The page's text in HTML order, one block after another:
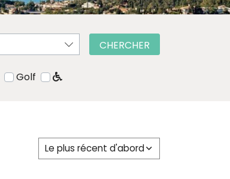
Golf
CHERCHER
Le plus récent d'abord